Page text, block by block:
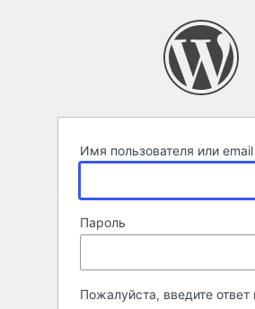
Имя пользователя или email
Пароль
Пожалуйста, введите